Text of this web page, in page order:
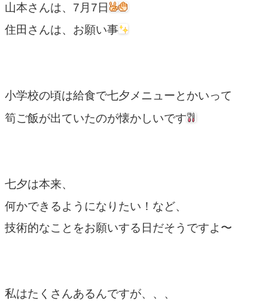
山本さんは、7月7日
住田さんは、お願い事
小学校の頃は給食で七夕メニューとかいって
筍ご飯が出ていたのが懐かしいです
七夕は本来、
何かできるようになりたい！など、
技術的なことをお願いする日だそうですよ〜
私はたくさんあるんですが、、、